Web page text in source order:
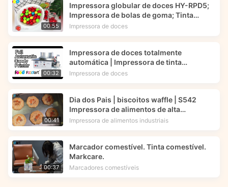
00:55
Impressora globular de doces HY-RPD5;
Impressora de bolas de goma; Tinta
comestível -- Foodart®
Impressora de doces
00:32
Impressora de doces totalmente
automática | Impressora de tinta
comestível | Foodart® da Foodprinttech
Impressora de doces
00:41
Dia dos Pais | biscoitos waffle | S542
Impressora de alimentos de alta
velocidade | Tecnologia de impressão
Impressora de alimentos industriais
00:37
Marcador comestível. Tinta comestível.
Markcare.
Marcadores comestíveis